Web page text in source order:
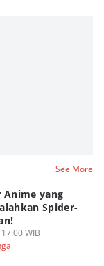
See More
Anime yang
Spider-
WIB